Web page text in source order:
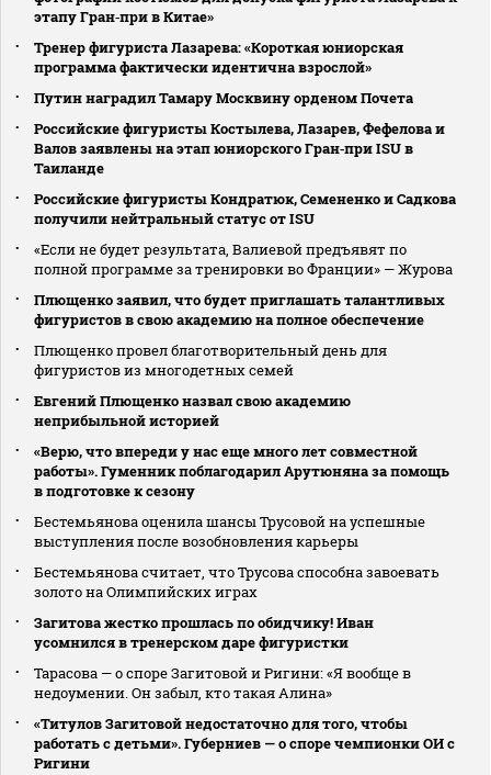
этапу Гран‑при в Китае»
Тренер фигуриста Лазарева: «Короткая юниорская
программа фактически идентична взрослой»
Путин наградил Тамару Москвину орденом Почета
Российские фигуристы Костылева, Лазарев, Фефелова и
Валов заявлены на этап юниорского Гран‑при ISU в
Таиланде
Российские фигуристы Кондратюк, Семененко и Садкова
получили нейтральный статус от ISU
«Если не будет результата, Валиевой предъявят по
полной программе за тренировки во Франции» — Журова
Плющенко заявил, что будет приглашать талантливых
фигуристов в свою академию на полное обеспечение
Плющенко провел благотворительный день для
фигуристов из многодетных семей
Евгений Плющенко назвал свою академию
неприбыльной историей
«Верю, что впереди у нас еще много лет совместной
работы». Гуменник поблагодарил Арутюняна за помощь
в подготовке к сезону
Бестемьянова оценила шансы Трусовой на успешные
выступления после возобновления карьеры
Бестемьянова считает, что Трусова способна завоевать
золото на Олимпийских играх
Загитова жестко прошлась по обидчику! Иван
усомнился в тренерском даре фигуристки
Тарасова — о споре Загитовой и Ригини: «Я вообще в
недоумении. Он забыл, кто такая Алина»
«Титулов Загитовой недостаточно для того, чтобы
работать с детьми». Губерниев — о споре чемпионки ОИ с
Ригини